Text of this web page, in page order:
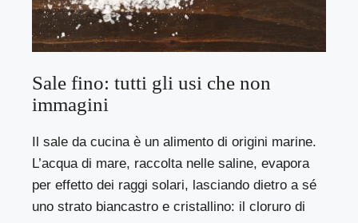
Sale fino: tutti gli usi che non
immagini
Il sale da cucina è un alimento di origini marine.
L’acqua di mare, raccolta nelle saline, evapora
per effetto dei raggi solari, lasciando dietro a sé
uno strato biancastro e cristallino: il cloruro di